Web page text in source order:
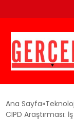
GÜNCEL
Ana Sayfa
CIPD Araştırması: